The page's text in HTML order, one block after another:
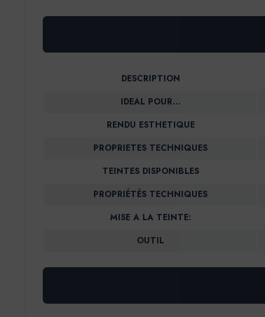
DESCRIPTION
IDEAL POUR…
RENDU ESTHETIQUE
PROPRIETES TECHNIQUES
TEINTES DISPONIBLES
PROPRIÉTÉS TECHNIQUES
MISE A LA TEINTE:
OUTIL